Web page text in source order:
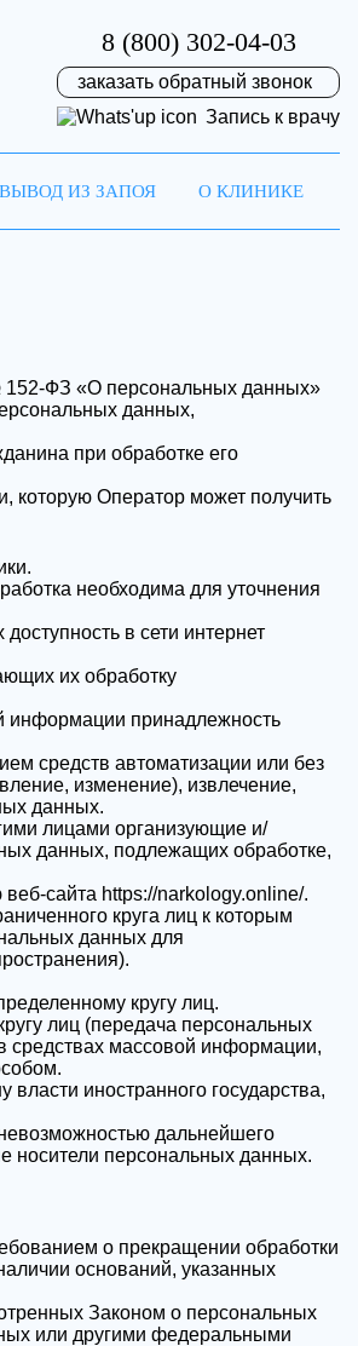
8 (800) 302-04-03
заказать обратный звонок
Запись к врачу
ВЫВОД ИЗ ЗАПОЯ О КЛИНИКЕ
152-ФЗ «О персональных данных»
данных,
при обработке его
которую Оператор может получить
необходима для уточнения
в сети интернет
их обработку
информации принадлежность
средств автоматизации или без
изменение), извлечение,
данных.
лицами организующие и/
данных, подлежащих обработке,
сайта https://narkology.online/.
круга лиц к которым
данных для
кругу лиц.
лиц (передача персональных
средствах массовой информации,
иностранного государства,
дальнейшего
носители персональных данных.
о прекращении обработки
оснований, указанных
Законом о персональных
или другими федеральными